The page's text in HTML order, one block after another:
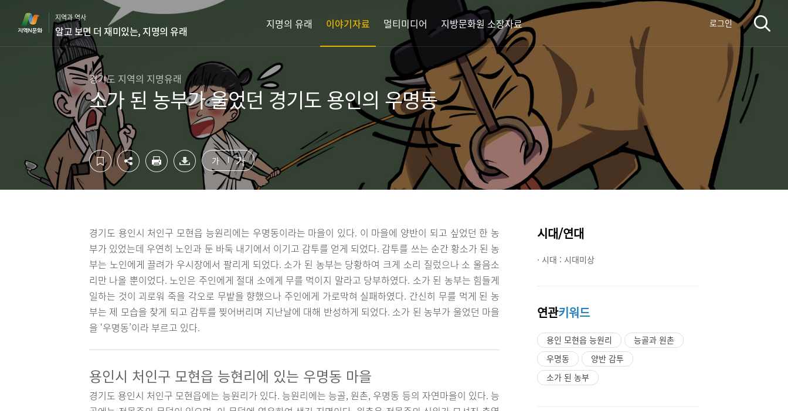
지역과 역사
알고 보면 더 재미있는, 지명의 유래
지명의 유래 이야기자료 멀티미디어 지방문화원 소장자료 로그인
경기도 지역의 지명유래
소가 된 농부가 울었던 경기도 용인의 우명동
가 가
경기도 용인시 처인구 모현읍 능원리에는 우명동이라는 마을이 있다. 이 마을에 양반이 되고 싶었던 한 농
부가 있었는데 우연히 노인과 둔 바둑 내기에서 이기고 감투를 얻게 되었다. 감투를 쓰는 순간 황소가 된 농
부는 노인에게 끌려가 우시장에서 팔리게 되었다. 소가 된 농부는 당황하여 크게 소리 질렀으나 소 울음소
리만 나올 뿐이었다. 노인은 주인에게 절대 소에게 무를 먹이지 말라고 당부하였다. 소가 된 농부는 힘들게
일하는 것이 괴로워 죽을 각오로 무밭을 향했으나 주인에게 가로막혀 실패하였다. 간신히 무를 먹게 된 농
부는 제 모습을 찾게 되고 감투를 찢어버리며 지난날에 대해 반성하게 되었다. 소가 된 농부가 울었던 마을
을 ‘우명동’이라 부르고 있다.
용인시 처인구 모현읍 능현리에 있는 우명동 마을
경기도 용인시 처인구 모현읍에는 능원리가 있다. 능원리에는 능골, 원촌, 우명동 등의 자연마을이 있다. 능
시대/연대
· 시대 : 시대미상
연관키워드
용인 모현읍 능원리
능골과 원촌
우명동
양반 감투
소가 된 농부